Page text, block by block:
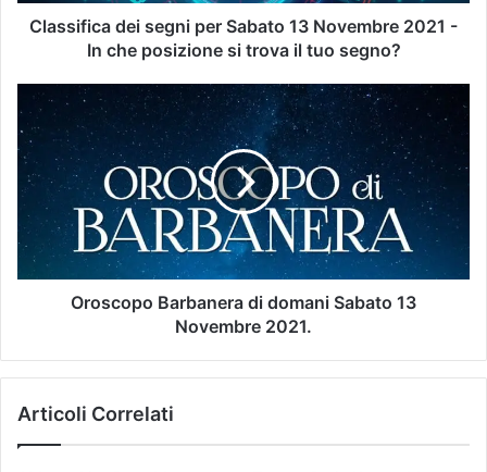
Classifica dei segni per Sabato 13 Novembre 2021 -
In che posizione si trova il tuo segno?
Oroscopo Barbanera di domani Sabato 13
Novembre 2021.
Articoli Correlati